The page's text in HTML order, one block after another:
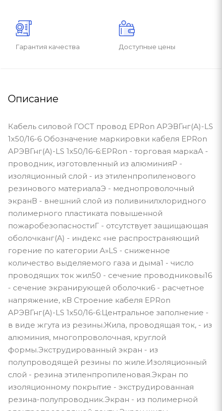
Гарантия качества Доступные цены
Описание
Кабель силовой ГОСТ провод EPRon АРЭВГнг(A)-LS
1x50/16-6 Обозначение маркировки кабеля EPRon
АРЭВГнг(A)-LS 1x50/16-6:EPRon - торговая маркаА -
проводник, изготовленный из алюминияР -
изоляционный слой - из этиленпропиленового
резинового материалаЭ - меднопроволочный
экранВ - внешний слой из поливинилхлоридного
полимерного пластиката повышенной
пожаробезопасностиГ - отсутствует защищающая
оболочканг(A) - индекс «не распространяющий
горение по категории А»LS - сниженное
количество выделяемого газа и дыма1 - число
проводящих ток жил50 - сечение проводниковы16
- сечение экранирующей оболочки6 - расчетное
напряжение, кВ Строение кабеля EPRon
АРЭВГнг(A)-LS 1x50/16-6:Центральное заполнение -
в виде жгута из резины.Жила, проводящая ток, - из
алюминия, многопроволочная, круглой
формы.Экструдированный экран - из
полупроводящей резины по жиле.Изоляционный
слой - резина этиленпропиленовая.Экран по
изоляционному покрытие - экструдированная
резина-полупроводник.Экран - из полимерной